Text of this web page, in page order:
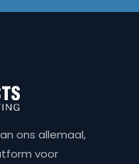
ons allemaal,
voor